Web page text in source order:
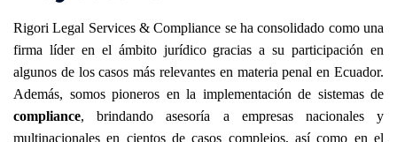
Rigori Legal Services & Compliance se ha consolidado como una
firma líder en el ámbito jurídico gracias a su participación en
algunos de los casos más relevantes en materia penal en Ecuador.
Además, somos pioneros en la implementación de sistemas de
compliance, brindando asesoría a empresas nacionales y
multinacionales en cientos de casos complejos, así como en el